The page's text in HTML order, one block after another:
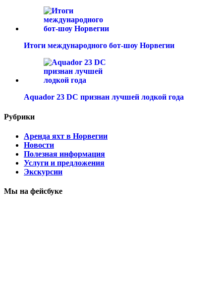
Итоги международного бот-шоу Норвегии
Aquador 23 DC признан лучшей лодкой года
Рубрики
Аренда яхт в Норвегии
Новости
Полезная информация
Услуги и предложения
Экскурсии
Мы на фейсбуке